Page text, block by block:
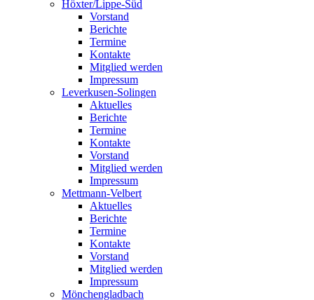
Höxter/Lippe-Süd
Vorstand
Berichte
Termine
Kontakte
Mitglied werden
Impressum
Leverkusen-Solingen
Aktuelles
Berichte
Termine
Kontakte
Vorstand
Mitglied werden
Impressum
Mettmann-Velbert
Aktuelles
Berichte
Termine
Kontakte
Vorstand
Mitglied werden
Impressum
Mönchengladbach